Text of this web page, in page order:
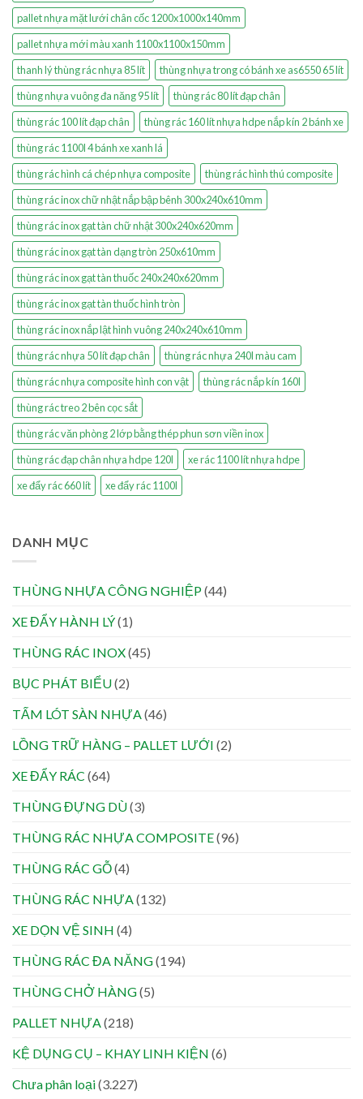
pallet nhựa mặt lưới chân cốc 1200x1000x140mm
pallet nhựa mới màu xanh 1100x1100x150mm
thanh lý thùng rác nhựa 85 lít
thùng nhựa trong có bánh xe as6550 65 lít
thùng nhựa vuông đa năng 95 lít
thùng rác 80 lít đạp chân
thùng rác 100 lít đạp chân
thùng rác 160 lít nhựa hdpe nắp kín 2 bánh xe
thùng rác 1100l 4 bánh xe xanh lá
thùng rác hình cá chép nhựa composite
thùng rác hình thú composite
thùng rác inox chữ nhật nắp bập bênh 300x240x610mm
thùng rác inox gạt tàn chữ nhật 300x240x620mm
thùng rác inox gạt tàn dạng tròn 250x610mm
thùng rác inox gạt tàn thuốc 240x240x620mm
thùng rác inox gạt tàn thuốc hình tròn
thùng rác inox nắp lật hình vuông 240x240x610mm
thùng rác nhựa 50 lít đạp chân
thùng rác nhựa 240l màu cam
thùng rác nhựa composite hình con vật
thùng rác nắp kín 160l
thùng rác treo 2 bên cọc sắt
thùng rác văn phòng 2 lớp bằng thép phun sơn viền inox
thùng rác đạp chân nhựa hdpe 120l
xe rác 1100 lít nhựa hdpe
xe đẩy rác 660 lít
xe đẩy rác 1100l
DANH MỤC
THÙNG NHỰA CÔNG NGHIỆP(44)
XE ĐẨY HÀNH LÝ(1)
THÙNG RÁC INOX(45)
BỤC PHÁT BIỂU(2)
TẤM LÓT SÀN NHỰA(46)
LỒNG TRỮ HÀNG – PALLET LƯỚI (2)
XE ĐẨY RÁC (64)
THÙNG ĐỰNG DÙ(3)
THÙNG RÁC NHỰA COMPOSITE(96)
THÙNG RÁC GỖ(4)
THÙNG RÁC NHỰA(132)
XE DỌN VỆ SINH (4)
THÙNG RÁC ĐA NĂNG(194)
THÙNG CHỞ HÀNG(5)
PALLET NHỰA(218)
KỆ DỤNG CỤ – KHAY LINH KIỆN (6)
Chưa phân loại(3.227)